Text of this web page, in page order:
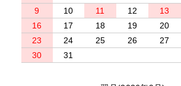
9
10 11 12 13
16
17 18 19 20
23
24 25 26 27
30
31